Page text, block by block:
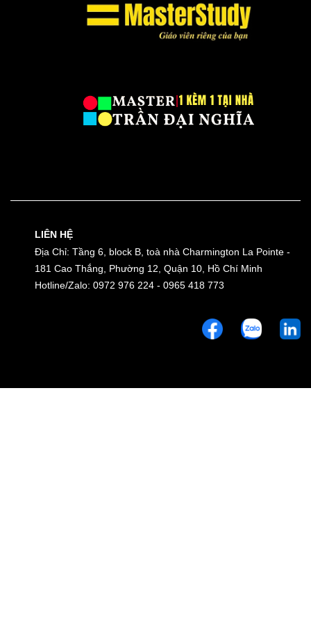
LIÊN HỆ
Địa Chỉ: Tầng 6, block B, toà nhà Charmington La Pointe -
181 Cao Thắng, Phường 12, Quận 10, Hồ Chí Minh
Hotline/Zalo: 0972 976 224 - 0965 418 773